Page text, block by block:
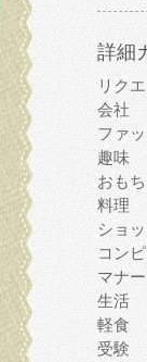
詳細
リク
会社
ファ
趣味
おも
料理
ショ
コン
マナー
生活
軽食
受験